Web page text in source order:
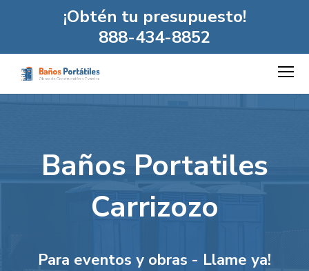
¡Obtén tu presupuesto!
888-434-8852
Baños Portatiles
Carrizozo
Para eventos y obras - Llame ya!